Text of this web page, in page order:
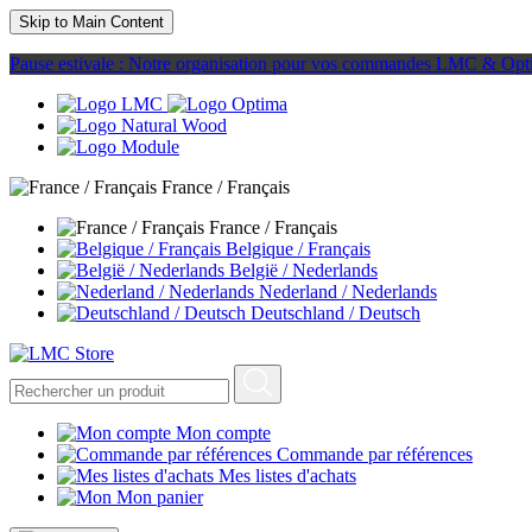
Skip to Main Content
Pause estivale : Notre organisation pour vos commandes LMC &
France / Français
France / Français
Belgique / Français
België / Nederlands
Nederland / Nederlands
Deutschland / Deutsch
Mon compte
Commande par références
Mes listes d'achats
Mon panier